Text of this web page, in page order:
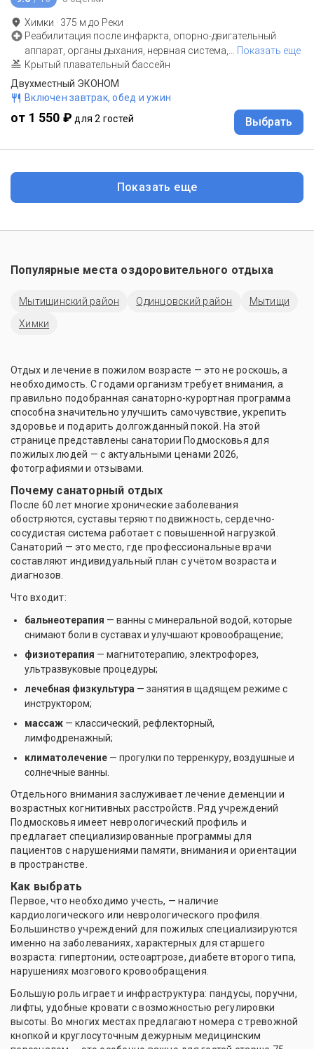
Химки · 375 м до Реки
Реабилитация после инфаркта, опорно-двигательный
аппарат, органы дыхания, нервная система,
Показать еще
Крытый плавательный бассейн
Двухместный ЭКОНОМ
Включен завтрак, обед и ужин
от 1 550 ₽ для 2 гостей Выбрать
Показать еще
Популярные места оздоровительного отдыха
Мытищинский район Одинцовский район
Мытищи
Химки
Отдых и лечение в пожилом возрасте — это не роскошь, а
необходимость. С годами организм требует внимания, а
правильно подобранная санаторно-курортная программа
способна значительно улучшить самочувствие, укрепить
здоровье и подарить долгожданный покой. На этой
странице представлены санатории Подмосковья для
пожилых людей — с актуальными ценами 2026,
фотографиями и отзывами.
Почему санаторный отдых
После 60 лет многие хронические заболевания
обостряются, суставы теряют подвижность, сердечно-
сосудистая система работает с повышенной нагрузкой.
Санаторий — это место, где профессиональные врачи
составляют индивидуальный план с учётом возраста и
диагнозов.
Что входит:
бальнеотерапия — ванны с минеральной водой, которые
снимают боли в суставах и улучшают кровообращение;
физиотерапия — магнитотерапию, электрофорез,
ультразвуковые процедуры;
лечебная физкультура — занятия в щадящем режиме с
инструктором;
массаж — классический, рефлекторный,
лимфодренажный;
климатолечение — прогулки по терренкуру, воздушные и
солнечные ванны.
Отдельного внимания заслуживает лечение деменции и
возрастных когнитивных расстройств. Ряд учреждений
Подмосковья имеет неврологический профиль и
предлагает специализированные программы для
пациентов с нарушениями памяти, внимания и ориентации
в пространстве.
Как выбрать
Первое, что необходимо учесть, — наличие
кардиологического или неврологического профиля.
Большинство учреждений для пожилых специализируются
именно на заболеваниях, характерных для старшего
возраста: гипертонии, остеоартрозе, диабете второго типа,
нарушениях мозгового кровообращения.
Большую роль играет и инфраструктура: пандусы, поручни,
лифты, удобные кровати с возможностью регулировки
высоты. Во многих местах предлагают номера с тревожной
кнопкой и круглосуточным дежурным медицинским